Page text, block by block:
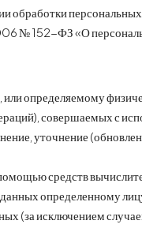
обработки
№ 152-ФЗ «О
определяемому
совершаемых с
уточнение
средств
определенному
(за исключением